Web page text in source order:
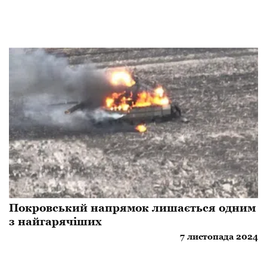
​Покровський напрямок лишається одним
з найгарячіших
7 листопада 2024